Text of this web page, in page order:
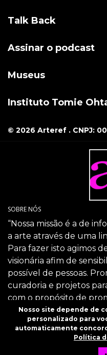
Talk Back
Assinar o podcast
Museus
Instituto Tomie
© 2026 Arteref . CNPJ:
SOBRE NÓS
“Nossa missão é a de
a arte através de uma
Para fazer isto agimos
visionária afim de
possível de pessoas.
curadoria e projetos
com o propósito de
intelectual da
SIGA-NOS
Nosso site depende de
personalizado para
automaticamente
Política